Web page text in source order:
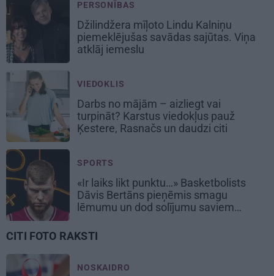
PERSONĪBAS
Džilindžera mīļoto Lindu Kalniņu
piemeklējušas savādas sajūtas. Viņa
atklāj iemeslu
VIEDOKLIS
Darbs no mājām – aizliegt vai
turpināt? Karstus viedokļus pauž
Ķestere, Rasnačs un daudzi citi
SPORTS
«Ir laiks likt punktu…» Basketbolists
Dāvis Bertāns pieņēmis smagu
lēmumu un dod solījumu saviem
CITI FOTO RAKSTI
NOSKAIDRO